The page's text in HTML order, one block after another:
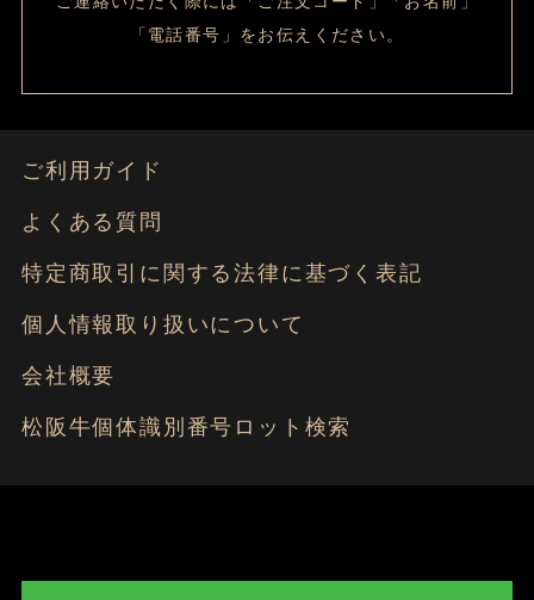
「電話番号」をお伝えください。
ご利用ガイド
よくある質問
特定商取引に関する法律に基づく表記
個人情報取り扱いについて
会社概要
松阪牛個体識別番号ロット検索